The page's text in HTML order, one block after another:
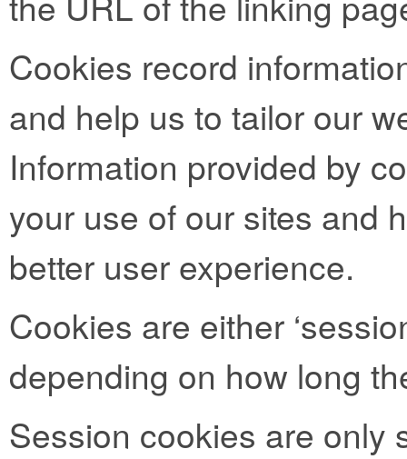
Cookies record
and help us to tailor our
Information provided by
your use of our sites and
better user experience.
Cookies are either
depending on how long
Session cookies are only